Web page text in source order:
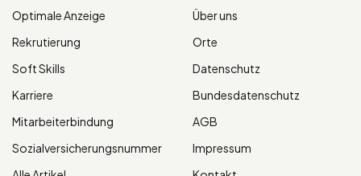
Optimale Anzeige
Rekrutierung
Soft Skills
Karriere
Mitarbeiterbindung
Sozialversicherungsnummer
Über uns
Orte
Datenschutz
Bundesdatenschutz
AGB
Impressum